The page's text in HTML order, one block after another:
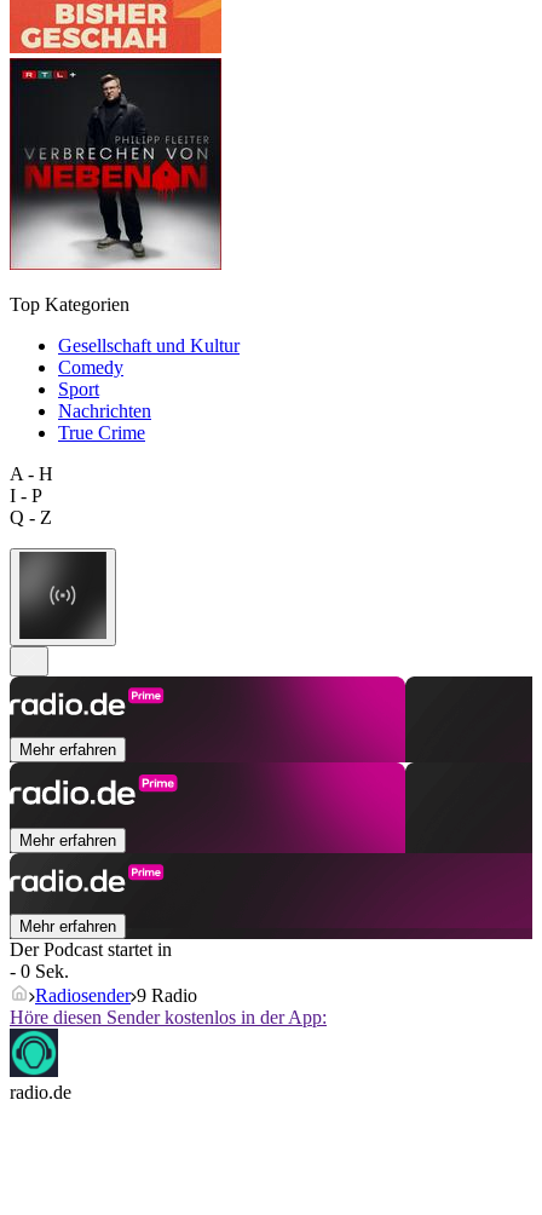
Top Kategorien
Gesellschaft und Kultur
Comedy
Sport
Nachrichten
True Crime
A - H
I - P
Q - Z
Mehr erfahren
Mehr erfahren
Mehr erfahren
Der Podcast startet in
- 0 Sek.
Radiosender 9 Radio
Höre diesen Sender kostenlos in der App:
radio.de